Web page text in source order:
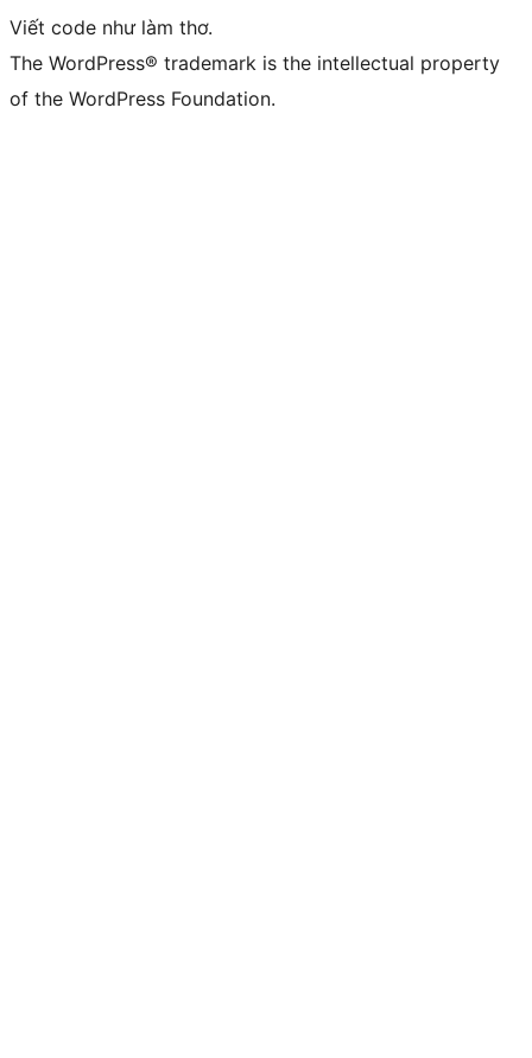
Viết code như làm thơ.
The WordPress® trademark is the intellectual property
of the WordPress Foundation.